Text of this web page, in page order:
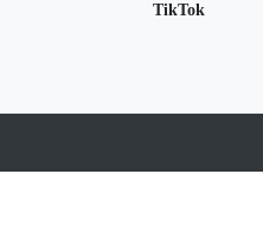
TikTok